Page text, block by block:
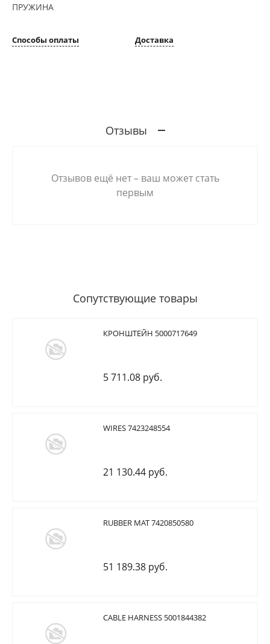
ПРУЖИНА
Способы оплаты Доставка
Отзывы
Отзывов ещё нет – ваш может стать
первым
Сопутствующие товары
КРОНШТЕЙН 5000717649
5 711.08 руб.
WIRES 7423248554
21 130.44 руб.
RUBBER MAT 7420850580
51 189.38 руб.
CABLE HARNESS 5001844382